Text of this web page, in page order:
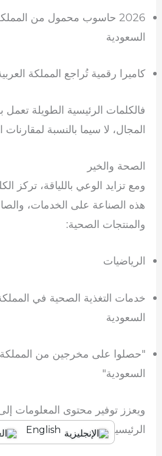
2026 حاسوب محمول من
السعودية
كاميرا رقمية تُراجع المملكة
فالكلمات الرئيسية الطويلة
المجال، لا سيما بالنسبة لمقارنات
الصحة والخير
ومع تزايد الوعي باللياقة، تركز
هذه الصناعة على الخدمات،
والمنتجات الصحية:
الرياضيات
خدمات التغذية الصحية في
السعودية
"حصلوا على مخرجين من المملكة
السعودية"
ويعزز توفير محتوى المعلومات
الرئيسية القائمة على الخدمات
English